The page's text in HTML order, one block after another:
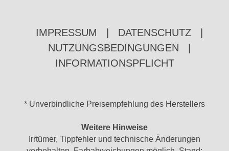
IMPRESSUM DATENSCHUTZ
NUTZUNGSBEDINGUNGEN
INFORMATIONSPFLICHT
* Unverbindliche Preisempfehlung des Herstellers
Weitere Hinweise
Irrtümer, Tippfehler und technische Änderungen